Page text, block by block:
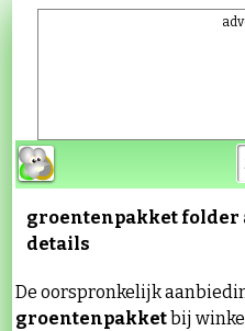
groentenpakket folder
details
De oorspronkelijk
groentenpakketbij